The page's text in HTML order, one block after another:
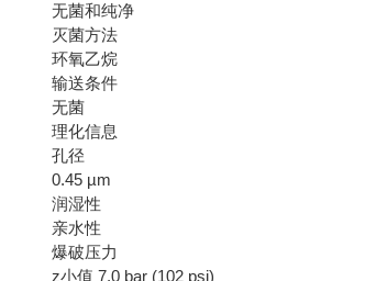
无菌和纯净
灭菌方法
环氧乙烷
输送条件
无菌
理化信息
孔径
0.45 µm
润湿性
亲水性
爆破压力
z小值 7.0 bar (102 psi)